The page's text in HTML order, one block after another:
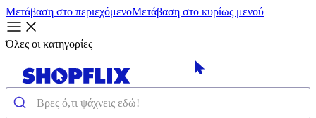
Μετάβαση στο περιεχόμενοΜετάβαση στο κυρίως μενού
Όλες οι κατηγορίες